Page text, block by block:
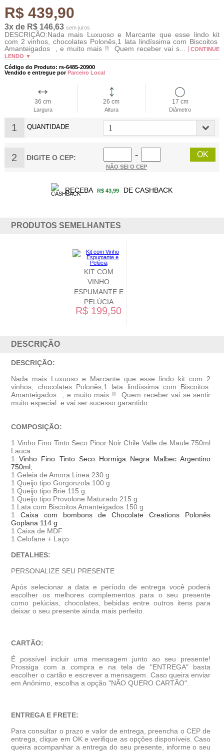
R$ 439,90
3x de R$ 146,63 sem juros
DESCRIÇÃO:Nada mais Luxuoso e Marcante que esse lindo kit
com 2 vinhos, chocolates Polonês,1 lata lindíssima com Biscoitos
Amanteigados , e muito mais !! Quem receber vai s... CONTINUE
LENDO ▼
Código do Produto: rs-6485-20900
Vendido e entregue porParceiro Local
36 cm
Largura
26 cm
Altura
17 cm
Diâmetro
1 QUANTIDADE
2 DIGITE O CEP:
−
NÃO SEI O CEP
RECEBA R$ 43,99 DE CASHBACK
PRODUTOS SEMELHANTES
DESCRIÇÃO
DESCRIÇÃO:
Nada mais Luxuoso e Marcante que esse lindo kit com 2
vinhos, chocolates Polonês,1 lata lindíssima com Biscoitos
Amanteigados , e muito mais !! Quem receber vai se sentir
muito especial e vai ser sucesso garantido .
COMPOSIÇÃO:
1 Vinho Fino Tinto Seco Pinor Noir Chile Valle de Maule 750ml
Lauca
1Vinho Fino Tinto Seco Hormiga Negra Malbec Argentino
750ml;
1 Geleia de Amora Linea 230 g
1 Queijo tipo Gorgonzola 100 g
1 Queijo tipo Brie 115 g
1 Queijo tipo Provolone Maturado 215 g
1 Lata com Biscoitos Amanteigados 150 g
1Caixa com bombons de Chocolate Creations Polonês
Goplana 114 g
1 Caixa de MDF
1 Celofane + Laço
DETALHES:
PERSONALIZE SEU PRESENTE
Após selecionar a data e período de entrega você poder
escolher os melhores complementos para o seu presente
como pelúcias, chocolates, bebidas entre outros itens para
deixar o seu presente ainda mais perfeito.
CARTÃO:
É possível incluir uma mensagem junto ao seu presente!
Prossiga com a compra e na tela de "ENTREGA" basta
escolher o cartão e escrever a mensagem. Caso queira enviar
em Anônimo, escolha a opção "NÃO QUERO CARTÃO".
ENTREGA E FRETE:
Para consultar o prazo e valor de entrega, preencha o CEP de
entrega, clique em OK e verifique as opções disponíveis. Caso
queira acompanhar a entrega do seu presente, informe o seu